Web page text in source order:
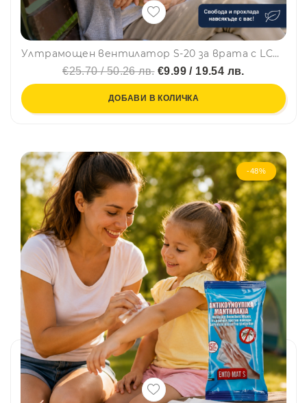
Ултрамощен вентилатор S-20 за врата с LCD екран, hands free прохлада където и да си
€25.70 / 50.26 лв.€9.99 / 19.54 лв.
ДОБАВИ В КОЛИЧКА
-48%